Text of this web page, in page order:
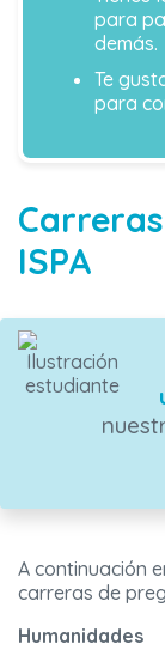
para
demás.
Te
para
ISPA
A continuación
carreras de
Humanidades